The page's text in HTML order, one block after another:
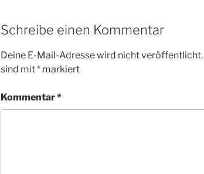
Schreibe einen Kommentar
Deine E-Mail-Adresse wird nicht veröffentlicht.
sind mit* markiert
Kommentar*